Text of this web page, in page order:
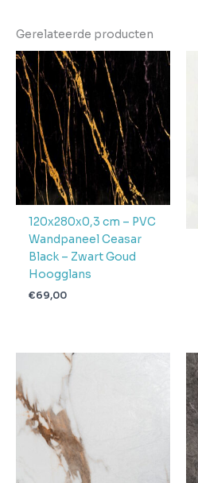
Afmeting
Gerelateerde producten
120x280x0,3 cm – PVC
Wandpaneel Ceasar
Black – Zwart Goud
Hoogglans
€69,00